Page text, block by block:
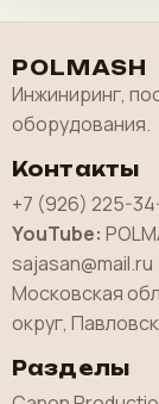
POLMASH
Инжиниринг,
оборудования.
Контакты
+7 (926) 225-
YouTube:
sajasan@mail.ru
Московская
округ,
Разделы